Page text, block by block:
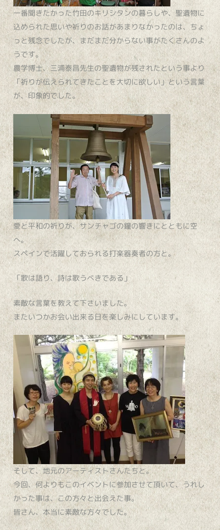
一番聞きたかった竹田のキリシタンの暮らしや、聖遺物に
込められた思いや祈りのお話があまりなかったのは、ちょ
っと残念でしたが、まだまだ分からない事がたくさんのよ
うです。
農学博士、三浦泰昌先生の聖遺物が残されたという事より
「祈りが伝えられてきたことを大切に欲しい」という言葉
が、印象的でした。
愛と平和の祈りが、サンチャゴの鐘の響きにとともに空
へ。
スペインで活躍しておられる打楽器奏者の方と。
「歌は語り、詩は歌うべきである」
素敵な言葉を教えて下さいました。
またいつかお会い出来る日を楽しみにしています。
そして、地元のアーティストさんたちと。
今回、何よりもこのイベントに参加させて頂いて、うれし
かった事は、この方々と出会えた事。
皆さん、本当に素敵な方々でした。